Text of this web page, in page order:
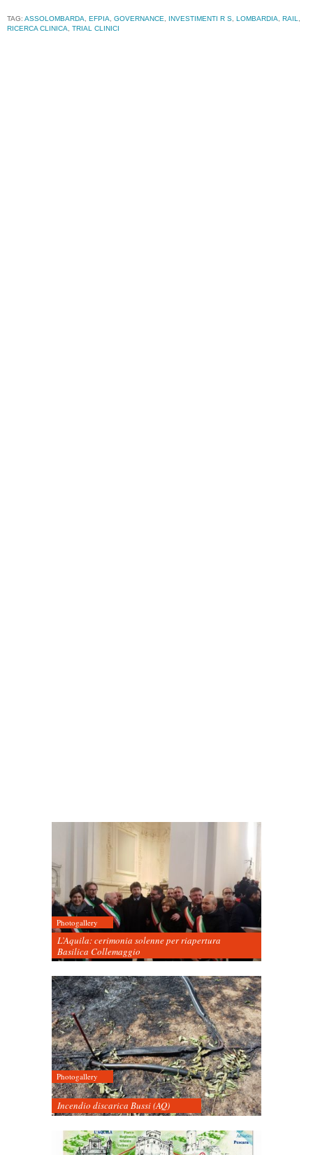
TAG: ASSOLOMBARDA, EFPIA, GOVERNANCE, INVESTIMENTI R S, LOMBARDIA, RAIL,
RICERCA CLINICA, TRIAL CLINICI
Photogallery
L’Aquila: cerimonia solenne per riapertura
Basilica Collemaggio
Photogallery
Incendio discarica Bussi (AQ)